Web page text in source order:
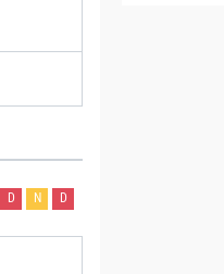
D N D